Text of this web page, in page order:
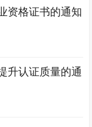
资格证书的通知
升认证质量的通